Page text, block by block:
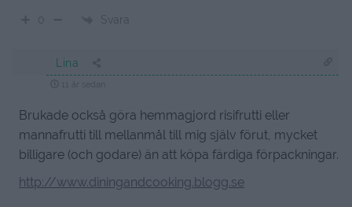
Svara
Lina
11 år sedan
Brukade också göra hemmagjord risifrutti eller
mannafrutti till mellanmål till mig själv förut, mycket
billigare (och godare) än att köpa färdiga förpackningar.
http://www.diningandcooking.blogg.se